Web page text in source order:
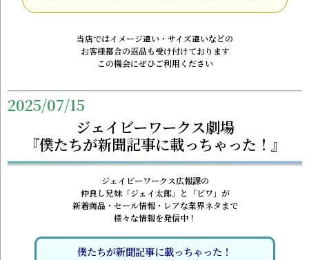
当店ではイメージ違い・サイズ違いなどの
お客様都合の返品も受け付けております
この機会にぜひご利用ください
2025/07/15
ジェイビーワークス劇場
『僕たちが新聞記事に載っちゃった！』
ジェイビーワークス広報課の
仲良し兄妹「ジェイ太郎」と「ビワ」が
新着商品・セール情報・レアな業界ネタまで
様々な情報を発信中！
僕たちが新聞記事に載っちゃった！